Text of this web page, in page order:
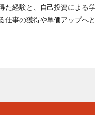
た経験と、自己投資による
仕事の獲得や単価アップへ